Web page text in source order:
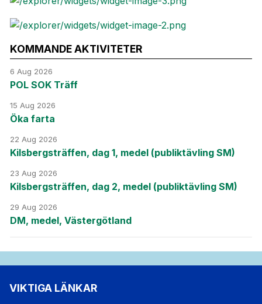
KOMMANDE AKTIVITETER
6 Aug 2026
POL SOK Träff
15 Aug 2026
Öka farta
22 Aug 2026
Kilsbergsträffen, dag 1, medel (publiktävling SM)
23 Aug 2026
Kilsbergsträffen, dag 2, medel (publiktävling SM)
29 Aug 2026
DM, medel, Västergötland
VIKTIGA LÄNKAR